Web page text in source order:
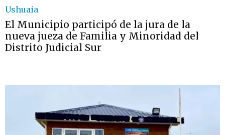
Ushuaia
El Municipio participó de la jura de la
nueva jueza de Familia y Minoridad del
Distrito Judicial Sur